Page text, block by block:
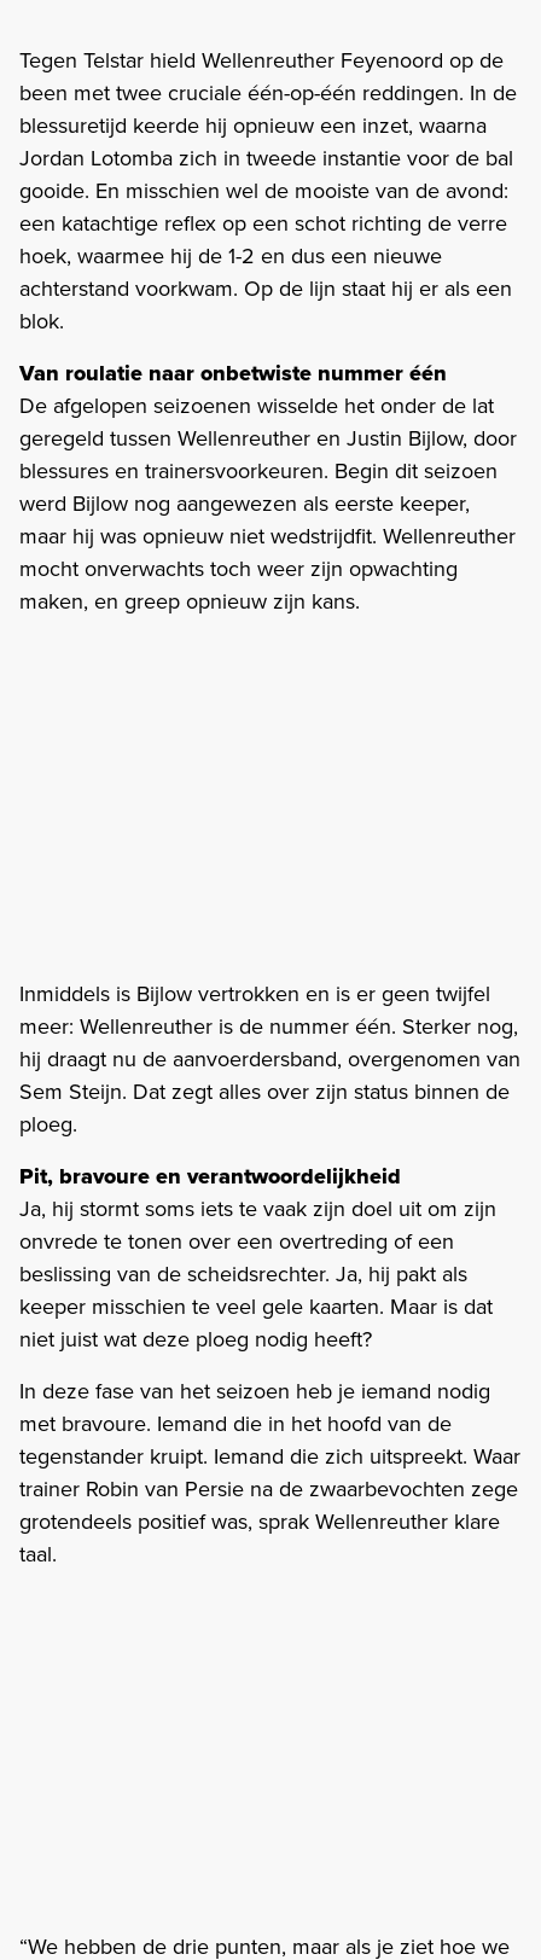
Tegen Telstar hield Wellenreuther Feyenoord op de
been met twee cruciale één-op-één reddingen. In de
blessuretijd keerde hij opnieuw een inzet, waarna
Jordan Lotomba zich in tweede instantie voor de bal
gooide. En misschien wel de mooiste van de avond:
een katachtige reflex op een schot richting de verre
hoek, waarmee hij de 1-2 en dus een nieuwe
achterstand voorkwam. Op de lijn staat hij er als een
blok.
Van roulatie naar onbetwiste nummer één
De afgelopen seizoenen wisselde het onder de lat
geregeld tussen Wellenreuther en Justin Bijlow, door
blessures en trainersvoorkeuren. Begin dit seizoen
werd Bijlow nog aangewezen als eerste keeper,
maar hij was opnieuw niet wedstrijdfit. Wellenreuther
mocht onverwachts toch weer zijn opwachting
maken, en greep opnieuw zijn kans.
Inmiddels is Bijlow vertrokken en is er geen twijfel
meer: Wellenreuther is de nummer één. Sterker nog,
hij draagt nu de aanvoerdersband, overgenomen van
Sem Steijn. Dat zegt alles over zijn status binnen de
ploeg.
Pit, bravoure en verantwoordelijkheid
Ja, hij stormt soms iets te vaak zijn doel uit om zijn
onvrede te tonen over een overtreding of een
beslissing van de scheidsrechter. Ja, hij pakt als
keeper misschien te veel gele kaarten. Maar is dat
niet juist wat deze ploeg nodig heeft?
In deze fase van het seizoen heb je iemand nodig
met bravoure. Iemand die in het hoofd van de
tegenstander kruipt. Iemand die zich uitspreekt. Waar
trainer Robin van Persie na de zwaarbevochten zege
grotendeels positief was, sprak Wellenreuther klare
taal.
“We hebben de drie punten, maar als je ziet hoe we